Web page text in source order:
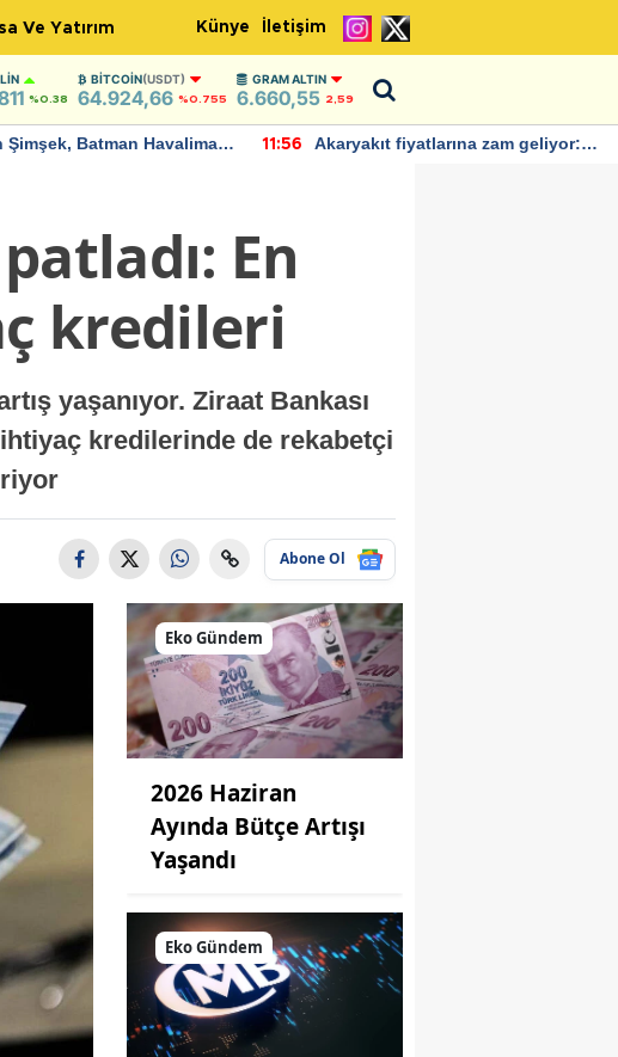
Ve Yatırım Künye İletişim
%0.38
BITCOIN(USDT)
64.924,66 %0.755
GRAM ALTIN
6.660,55 2,59
Şimşek, Batman Havalimanı
11:56
Akaryakıt fiyatlarına zam geliyor:
En
kredileri
yaşanıyor. Ziraat Bankası
kredilerinde de rekabetçi
Abone Ol
Eko Gündem
2026 Haziran
Ayında Bütçe Artışı
Yaşandı
Eko Gündem